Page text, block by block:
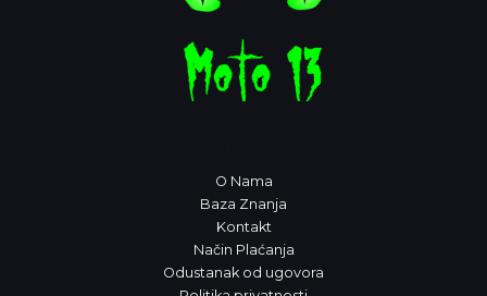
O Nama
Baza Znanja
Kontakt
Način Plaćanja
Odustanak od ugovora